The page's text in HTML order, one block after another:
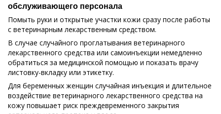
обслуживающего персонала
Помыть руки и открытые участки кожи сразу после работы
с ветеринарным лекарственным средством.
В случае случайного проглатывания ветеринарного
лекарственного средства или самоинъекции немедленно
обратиться за медицинской помощью и показать врачу
листовку-вкладку или этикетку.
Для беременных женщин случайная инъекция и длительное
воздействие ветеринарного лекарственного средства на
кожу повышает риск преждевременного закрытия